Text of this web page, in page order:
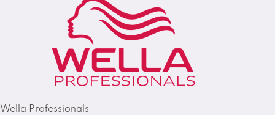
Wella Professionals